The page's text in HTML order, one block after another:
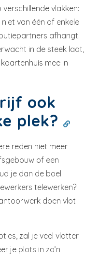
vlakken:
van één of enkele
afhangt.
in de steek laat,
mee in
ook
plek?
reden niet meer
of een
je dan de boel
telewerken?
doen vlot
zal je veel vlotter
je plots in zo’n